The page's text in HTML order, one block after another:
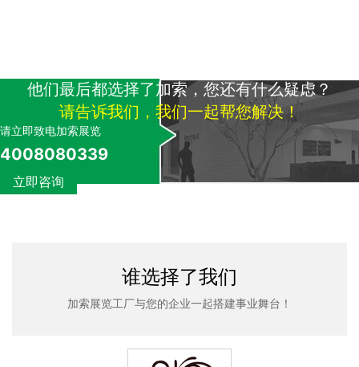
他们最后都选择了加索，您还有什么疑虑？
请告诉我们，我们一起帮您解决！
请立即致电加索展览
4008080339
立即咨询
谁选择了我们
加索展览工厂与您的企业一起搭建事业舞台！